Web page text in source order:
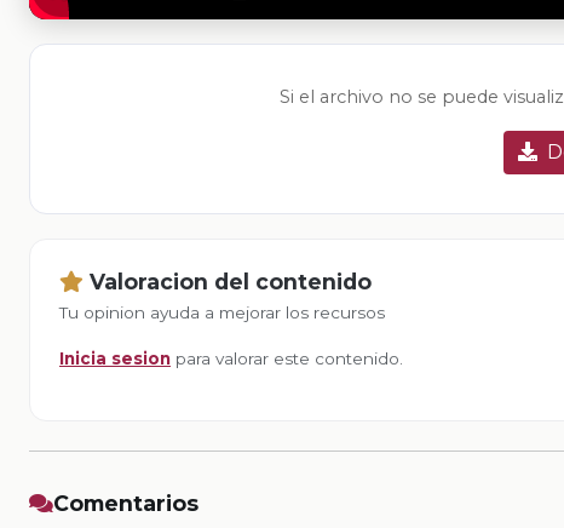
Si el archivo no se puede
Valoracion del contenido
Tu opinion ayuda a mejorar los recursos
Inicia sesion para valorar este contenido.
Comentarios